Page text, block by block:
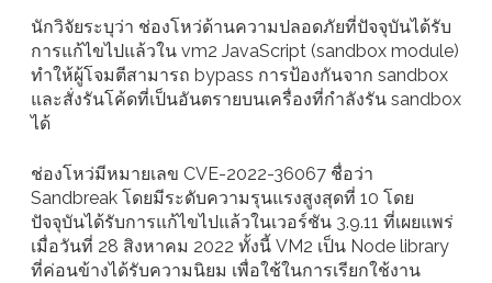
นักวิจัยระบุว่า ช่องโหว่ด้านความปลอดภัยที่ปัจจุบันได้รับ
การแก้ไขไปแล้วใน vm2 JavaScript (sandbox module)
ทำให้ผู้โจมตีสามารถ bypass การป้องกันจาก sandbox
และสั่งรันโค้ดที่เป็นอันตรายบนเครื่องที่กำลังรัน sandbox
ได้
ช่องโหว่มีหมายเลข CVE-2022-36067 ชื่อว่า
Sandbreak โดยมีระดับความรุนแรงสูงสุดที่ 10 โดย
ปัจจุบันได้รับการแก้ไขไปแล้วในเวอร์ชัน 3.9.11 ที่เผยแพร่
เมื่อวันที่ 28 สิงหาคม 2022 ทั้งนี้ VM2 เป็น Node library
ที่ค่อนข้างได้รับความนิยม เพื่อใช้ในการเรียกใช้งาน